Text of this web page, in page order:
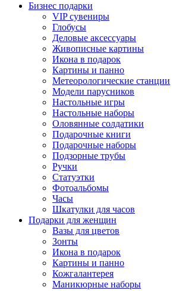
Бизнес подарки
VIP сувениры
Глобусы
Деловые аксессуары
Живописные картины
Икона в подарок
Картины и панно
Метеорологические станции
Модели парусников
Настольные игры
Настольные наборы
Оловянные солдатики
Подарочные книги
Подарочные наборы
Подзорные трубы
Ручки
Статуэтки
Фотоальбомы
Часы
Шкатулки для часов
Подарки для женщин
Вазы для цветов
Зонты
Икона в подарок
Картины и панно
Кожгалантерея
Маникюрные наборы